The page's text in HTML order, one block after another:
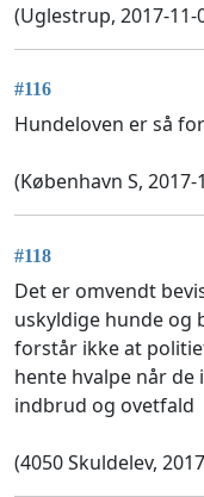
(Uglestrup, 2017-11-
#116
Hundeloven er så
(København S, 2017-
#118
Det er omvendt
uskyldige hunde og
forstår ikke at
hente hvalpe når
indbrud og ovetfald
(4050 Skuldelev,